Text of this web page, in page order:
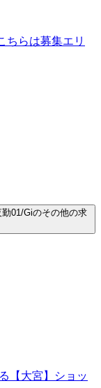
ちらは募集エリ
01/Giのその他の求
【大宮】ショッ